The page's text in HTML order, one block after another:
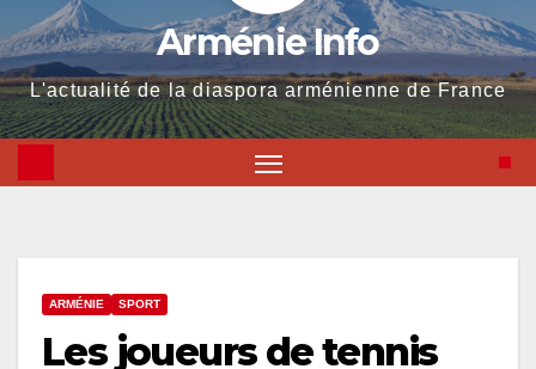
Arménie Info
L'actualité de la diaspora arménienne de France
ARMÉNIE SPORT
Les joueurs de tennis